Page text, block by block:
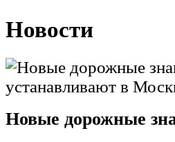
Новости
Новые дорожные